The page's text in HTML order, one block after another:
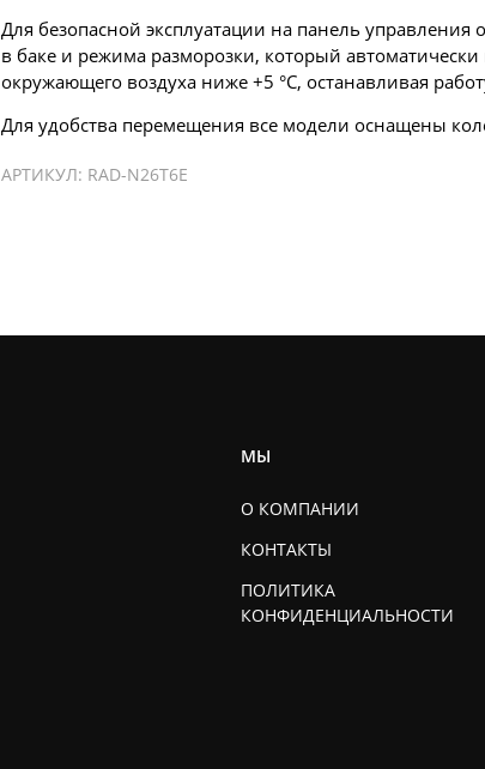
Для безопасной эксплуатации на панель
в баке и режима разморозки, который
окружающего воздуха ниже +5 °C, останавливая
Для удобства перемещения все модели оснащены
АРТИКУЛ: RAD-N26T6E
МЫ
О КОМПАНИИ
КОНТАКТЫ
ПОЛИТИКА
КОНФИДЕНЦИАЛЬНОСТИ